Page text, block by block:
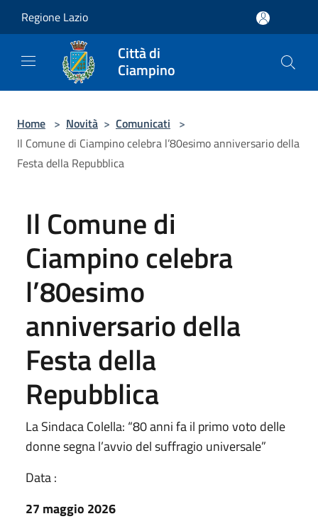
Regione Lazio
Città di
Ciampino
Home > Novità > Comunicati >
Il Comune di Ciampino celebra l’80esimo anniversario della
Festa della Repubblica
Il Comune di
Ciampino celebra
l’80esimo
anniversario della
Festa della
Repubblica
La Sindaca Colella: “80 anni fa il primo voto delle
donne segna l’avvio del suffragio universale”
Data :
27 maggio 2026